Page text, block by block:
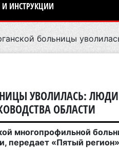
И ИНСТРУКЦИИ
больницы
УВОЛИЛАСЬ:
ОБЛАСТИ
многопрофильной
передает «Пятый